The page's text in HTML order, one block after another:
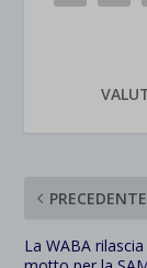
PRECEDENTE
La WABA